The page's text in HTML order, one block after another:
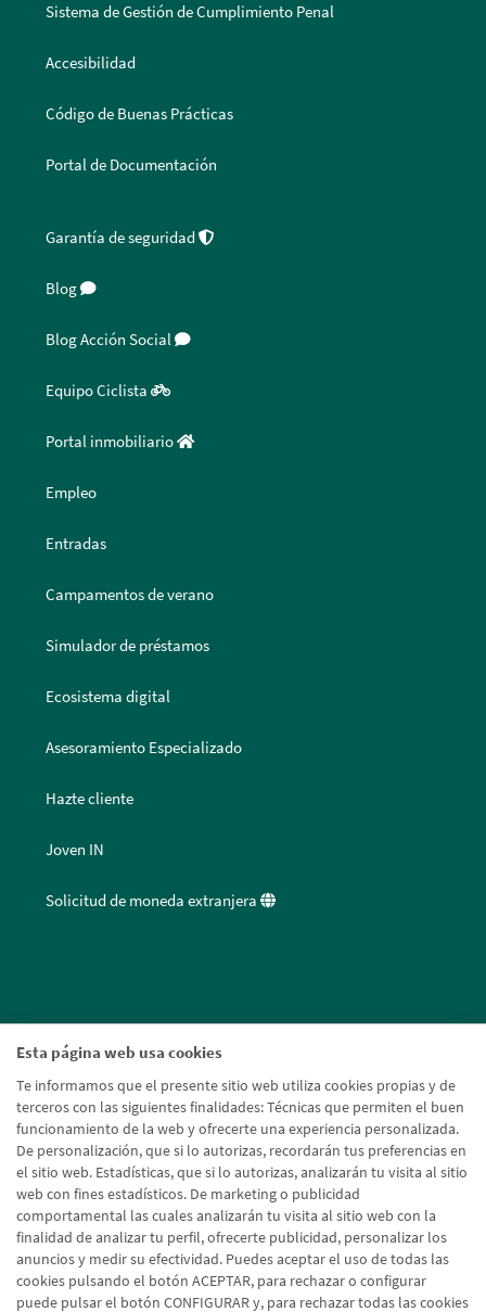
Esta página web usa cookies
Te informamos que el presente sitio web utiliza cookies propias y de
terceros con las siguientes finalidades: Técnicas que permiten el buen
funcionamiento de la web y ofrecerte una experiencia personalizada.
De personalización, que si lo autorizas, recordarán tus preferencias en
el sitio web. Estadísticas, que si lo autorizas, analizarán tu visita al sitio
web con fines estadísticos. De marketing o publicidad
comportamental las cuales analizarán tu visita al sitio web con la
finalidad de analizar tu perfil, ofrecerte publicidad, personalizar los
anuncios y medir su efectividad. Puedes aceptar el uso de todas las
cookies pulsando el botón ACEPTAR, para rechazar o configurar
puede pulsar el botón CONFIGURAR y, para rechazar todas las cookies
Sistema de Gestión de Cumplimiento Penal
Accesibilidad
Código de Buenas Prácticas
Portal de Documentación
Garantía de seguridad
Blog
Blog Acción Social
Equipo Ciclista
Portal inmobiliario
Empleo
Entradas
Campamentos de verano
Simulador de préstamos
Ecosistema digital
Asesoramiento Especializado
Hazte cliente
Joven IN
Solicitud de moneda extranjera